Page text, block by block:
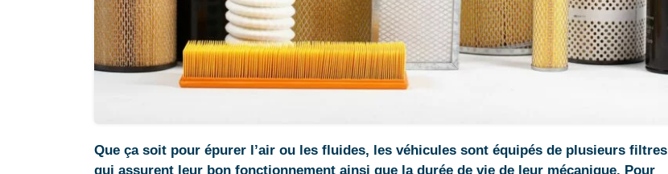
Que ça soit pour épurer l’air ou les fluides, les véhicules sont équipés de plusieurs filtres
qui assurent leur bon fonctionnement ainsi que la durée de vie de leur mécanique. Pour